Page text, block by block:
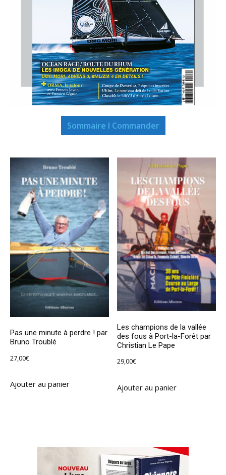
Sommaire I Commander
Pas une minute à perdre ! par
Bruno Troublé
27,00€
Ajouter au panier
Les champions de la vallée
des fous à Port-la-Forêt par
Christian Le Pape
29,00€
Ajouter au panier